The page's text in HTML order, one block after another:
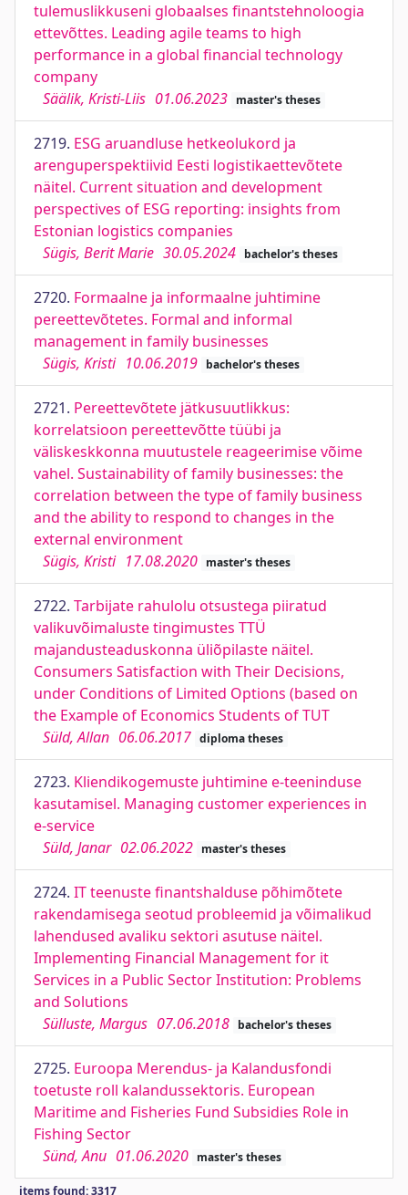
tulemuslikkuseni globaalses finantstehnoloogia
ettevõttes. Leading agile teams to high
performance in a global financial technology
company
Säälik, Kristi-Liis 01.06.2023 master's theses
2719. ESG aruandluse hetkeolukord ja
arenguperspektiivid Eesti logistikaettevõtete
näitel. Current situation and development
perspectives of ESG reporting: insights from
Estonian logistics companies
Sügis, Berit Marie 30.05.2024 bachelor's theses
2720. Formaalne ja informaalne juhtimine
pereettevõtetes. Formal and informal
management in family businesses
Sügis, Kristi 10.06.2019 bachelor's theses
2721. Pereettevõtete jätkusuutlikkus:
korrelatsioon pereettevõtte tüübi ja
väliskeskkonna muutustele reageerimise võime
vahel. Sustainability of family businesses: the
correlation between the type of family business
and the ability to respond to changes in the
external environment
Sügis, Kristi 17.08.2020 master's theses
2722. Tarbijate rahulolu otsustega piiratud
valikuvõimaluste tingimustes TTÜ
majandusteaduskonna üliõpilaste näitel.
Consumers Satisfaction with Their Decisions,
under Conditions of Limited Options (based on
the Example of Economics Students of TUT
Süld, Allan 06.06.2017 diploma theses
2723. Kliendikogemuste juhtimine e-teeninduse
kasutamisel. Managing customer experiences in
e-service
Süld, Janar 02.06.2022 master's theses
2724. IT teenuste finantshalduse põhimõtete
rakendamisega seotud probleemid ja võimalikud
lahendused avaliku sektori asutuse näitel.
Implementing Financial Management for it
Services in a Public Sector Institution: Problems
and Solutions
Sülluste, Margus 07.06.2018 bachelor's theses
2725. Euroopa Merendus- ja Kalandusfondi
toetuste roll kalandussektoris. European
Maritime and Fisheries Fund Subsidies Role in
Fishing Sector
Sünd, Anu 01.06.2020 master's theses
items found: 3317